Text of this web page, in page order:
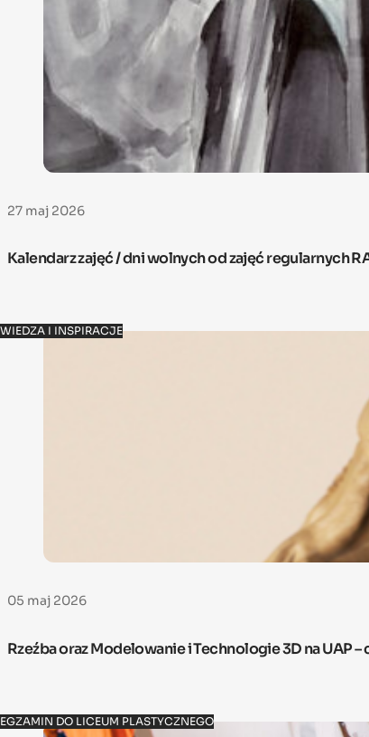
27 maj 2026
Kalendarz zajęć / dni wolnych od zajęć regularnych
WIEDZA I INSPIRACJE
05 maj 2026
Rzeźba oraz Modelowanie i Technologie 3D na UAP
EGZAMIN DO LICEUM PLASTYCZNEGO